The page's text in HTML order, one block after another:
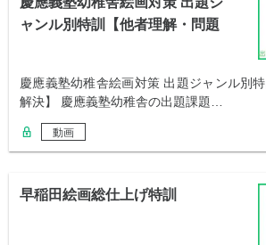
ャンル別特訓【他者理解・問題
慶應義塾幼稚舎絵画対策 出題ジャンル別
解決】 慶應義塾幼稚舎の出題課題…
動画
早稲田絵画総仕上げ特訓